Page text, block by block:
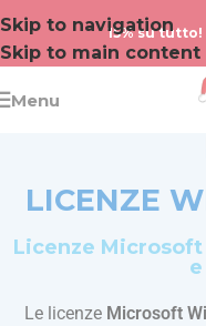
Skip to navigation
Skip to main content
15% su tutto!
Menu
LICENZE
Licenze
Le licenze Microsoft